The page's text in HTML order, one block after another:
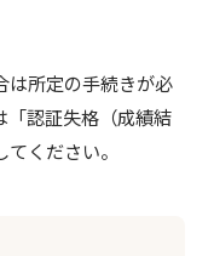
は所定の手続きが必
「認証失格（成績結
ください。